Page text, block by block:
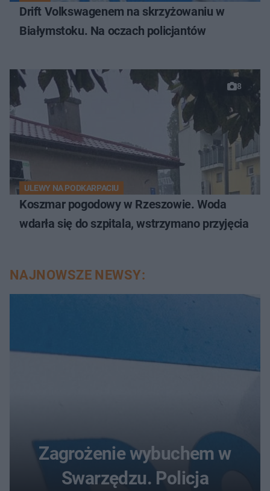
Drift Volkswagenem na skrzyżowaniu w
Białymstoku. Na oczach policjantów
8
ULEWY NA PODKARPACIU
Koszmar pogodowy w Rzeszowie. Woda
wdarła się do szpitala, wstrzymano przyjęcia
NAJNOWSZE NEWSY:
Zagrożenie wybuchem w
Swarzędzu. Policja